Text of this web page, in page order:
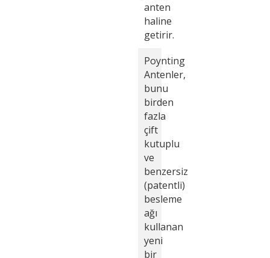
anten
haline
getirir.
Poynting
Antenler,
bunu
birden
fazla
çift
kutuplu
ve
benzersiz
(patentli)
besleme
ağı
kullanan
yeni
bir